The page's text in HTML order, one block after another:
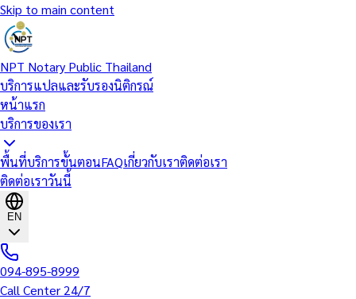
Skip to main content
NPT Notary Public Thailand
บริการแปลและรับรองนิติกรณ์
หน้าแรก
บริการของเรา
พื้นที่บริการขั้นตอนFAQเกี่ยวกับเราติดต่อเรา
ติดต่อเราวันนี้
EN
094-895-8999
Call Center 24/7